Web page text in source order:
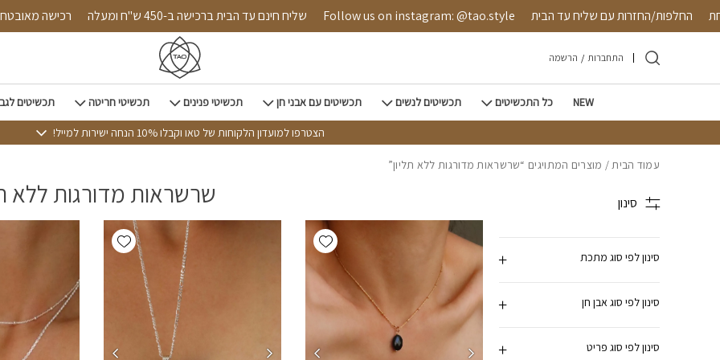
Skip to Contentהחלפות/החזרות עם שליח עד הבית Follow us on instagram: @tao.style שליח חינם עד הבית ברכישה ב-450 ש"ח ומעלה רכישה
התחברות / הרשמה
NEW כל התכשיטים תכשיטים לנשים תכשיטים עם אבני חן תכשיטי פנינים תכשיטי חריטה תכשיטים
הצטרפו למועדון הלקוחות של טאו וקבלו 10% הנחה ישירות למייל!
עמוד הבית/ מוצרים המתויגים “שרשראות מדורגות ללא תליון”
שרשראות מדורגות ללא סינון
סינון לפי סוג מתכת
סינון לפי סוג אבן חן
סינון לפי סוג פריט
Add wishlist
Add wishlist
בחזרה למעלה